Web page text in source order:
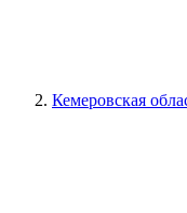
Кемеровская